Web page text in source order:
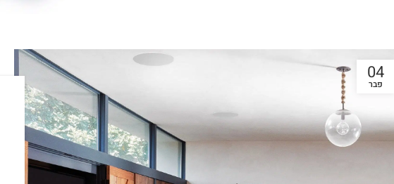
04
פבר